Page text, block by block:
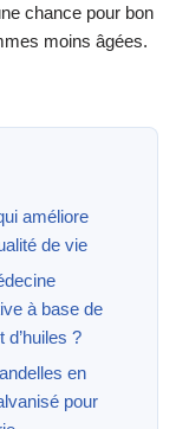
chance pour bon
moins âgées.
améliore
de vie
à base de
d’huiles ?
en
pour